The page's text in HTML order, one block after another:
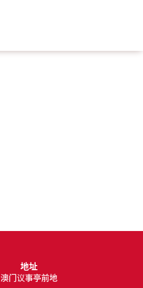
地址
澳门议事亭前地